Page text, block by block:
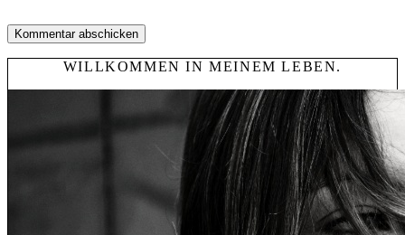
WILLKOMMEN IN MEINEM LEBEN.